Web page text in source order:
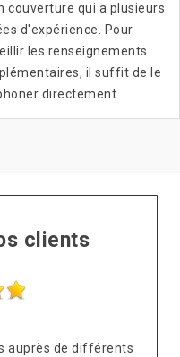
couverture qui a plusieurs
d'expérience. Pour
les renseignements
il suffit de le
directement.
clients
auprès de différents